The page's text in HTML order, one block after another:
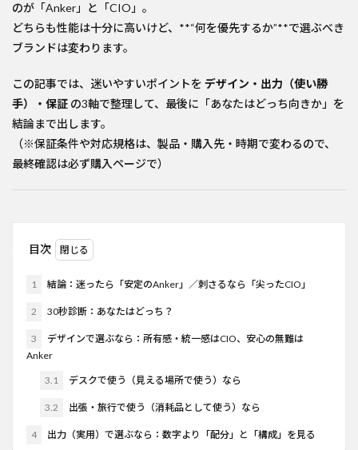
のが「Anker」と「CIO」。
どちらも性能は十分に高いけど、**“何を優先するか”**で選ぶべき
ブランドは変わります。
この記事では、迷いやすいポイントを デザイン・出力（使い勝
手）・保証 の3軸で整理して、最後に「あなたはどっち向きか」を
結論まで出します。
（※保証条件や対応規格は、製品・購入先・時期で変わるので、
最終確認は必ず購入ページで）
目次
1 結論：迷ったら「安定のAnker」／刺さるなら「尖ったCIO」
2 30秒診断：あなたはどっち？
3
デザインで選ぶなら：所有感・統一感はCIO、安心の無難は
Anker
3.1 デスクで使う（見える場所で使う）なら
3.2 出張・旅行で使う（消耗品として使う）なら
4 出力（実用）で選ぶなら：数字より「配分」と「構成」を見る